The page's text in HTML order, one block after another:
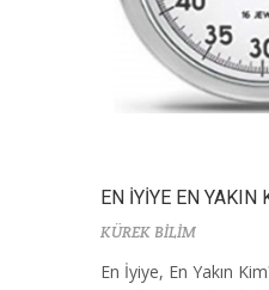
EN İYİYE EN YAKIN
KÜREK BİLİM
En İyiye, En Yakın